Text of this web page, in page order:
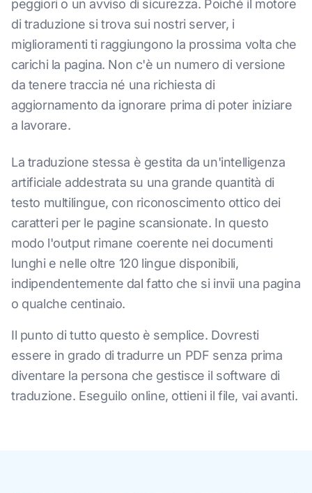
peggiori o un avviso di sicurezza. Poiché il motore
di traduzione si trova sui nostri server, i
miglioramenti ti raggiungono la prossima volta che
carichi la pagina. Non c'è un numero di versione
da tenere traccia né una richiesta di
aggiornamento da ignorare prima di poter iniziare
a lavorare.
La traduzione stessa è gestita da un'intelligenza
artificiale addestrata su una grande quantità di
testo multilingue, con riconoscimento ottico dei
caratteri per le pagine scansionate. In questo
modo l'output rimane coerente nei documenti
lunghi e nelle oltre 120 lingue disponibili,
indipendentemente dal fatto che si invii una pagina
o qualche centinaio.
Il punto di tutto questo è semplice. Dovresti
essere in grado di tradurre un PDF senza prima
diventare la persona che gestisce il software di
traduzione. Eseguilo online, ottieni il file, vai avanti.